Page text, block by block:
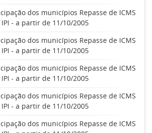
dos municípios Repasse de ICMS
IPI - a partir de 11/10/2005
dos municípios Repasse de ICMS
IPI - a partir de 11/10/2005
dos municípios Repasse de ICMS
IPI - a partir de 11/10/2005
dos municípios Repasse de ICMS
IPI - a partir de 11/10/2005
dos municípios Repasse de ICMS